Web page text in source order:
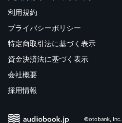
利用規約
プライバシーポリシー
特定商取引法に基づく表示
資金決済法に基づく表示
会社概要
採用情報
©otobank, Inc.